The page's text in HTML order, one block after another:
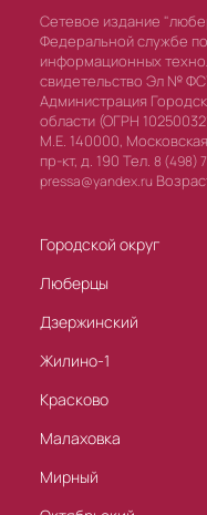
Сетевое издание
Федеральной службе
информационных
свидетельство Эл №
Администрация
области (ОГРН
М.Е. 140000,
пр-кт, д. 190 Тел. 8 (498)
pressa@yandex.ru
Городской округ
Люберцы
Дзержинский
Жилино-1
Красково
Малаховка
Мирный